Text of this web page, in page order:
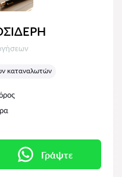
καταναλωτών
Γράψτε